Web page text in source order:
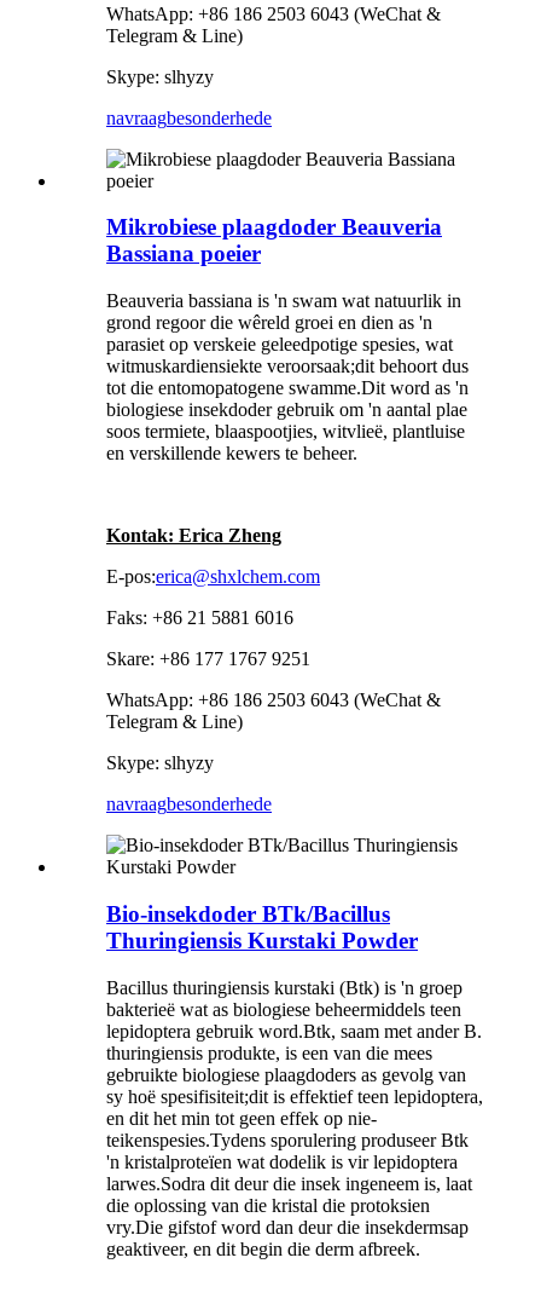
WhatsApp: +86 186 2503 6043 (WeChat &
Telegram & Line)
Skype: slhyzy
navraagbesonderhede
Mikrobiese plaagdoder Beauveria
Bassiana poeier
Beauveria bassiana is 'n swam wat natuurlik in
grond regoor die wêreld groei en dien as 'n
parasiet op verskeie geleedpotige spesies, wat
witmuskardiensiekte veroorsaak;dit behoort dus
tot die entomopatogene swamme.Dit word as 'n
biologiese insekdoder gebruik om 'n aantal plae
soos termiete, blaaspootjies, witvlieë, plantluise
en verskillende kewers te beheer.
Kontak: Erica Zheng
E-pos:erica@shxlchem.com
Faks: +86 21 5881 6016
Skare: +86 177 1767 9251
WhatsApp: +86 186 2503 6043 (WeChat &
Telegram & Line)
Skype: slhyzy
navraagbesonderhede
Bio-insekdoder BTk/Bacillus
Thuringiensis Kurstaki Powder
Bacillus thuringiensis kurstaki (Btk) is 'n groep
bakterieë wat as biologiese beheermiddels teen
lepidoptera gebruik word.Btk, saam met ander B.
thuringiensis produkte, is een van die mees
gebruikte biologiese plaagdoders as gevolg van
sy hoë spesifisiteit;dit is effektief teen lepidoptera,
en dit het min tot geen effek op nie-
teikenspesies.Tydens sporulering produseer Btk
'n kristalproteïen wat dodelik is vir lepidoptera
larwes.Sodra dit deur die insek ingeneem is, laat
die oplossing van die kristal die protoksien
vry.Die gifstof word dan deur die insekdermsap
geaktiveer, en dit begin die derm afbreek.